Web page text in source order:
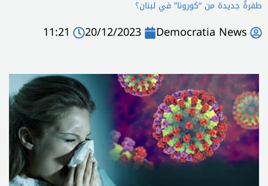
طفرةٌ جديدة من “كورونا” في لبنان؟
Democratia News
20/12/2023
11:21